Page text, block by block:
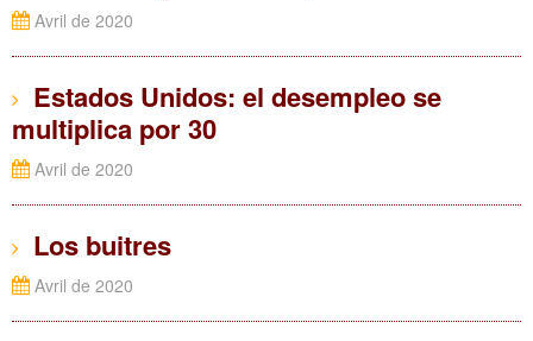
Avril de 2020
Estados Unidos: el desempleo se
multiplica por 30
Avril de 2020
Los buitres
Avril de 2020